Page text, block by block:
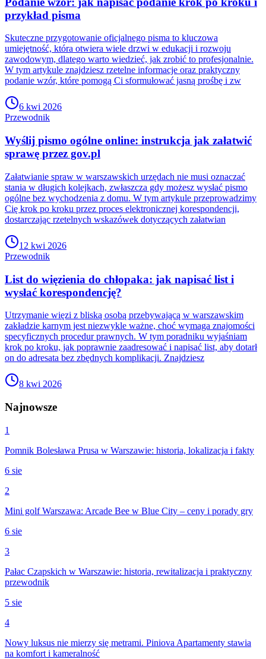
przykład pisma
Skuteczne przygotowanie oficjalnego pisma to kluczowa
umiejętność, która otwiera wiele drzwi w edukacji i rozwoju
zawodowym, dlatego warto wiedzieć, jak zrobić to profesjonalnie.
W tym artykule znajdziesz rzetelne informacje oraz praktyczny
podanie wzór, które pomogą Ci sformułować jasną prośbę i zw
6 kwi 2026
Przewodnik
Wyślij pismo ogólne online: instrukcja jak załatwić
sprawę przez gov.pl
Załatwianie spraw w warszawskich urzędach nie musi oznaczać
stania w długich kolejkach, zwłaszcza gdy możesz wysłać pismo
ogólne bez wychodzenia z domu. W tym artykule przeprowadzimy
Cię krok po kroku przez proces elektronicznej korespondencji,
dostarczając rzetelnych wskazówek dotyczących załatwian
12 kwi 2026
Przewodnik
List do więzienia do chłopaka: jak napisać list i
wysłać korespondencję?
Utrzymanie więzi z bliską osobą przebywającą w warszawskim
zakładzie karnym jest niezwykle ważne, choć wymaga znajomości
specyficznych procedur prawnych. W tym poradniku wyjaśniam
krok po kroku, jak poprawnie zaadresować i napisać list, aby dotarł
on do adresata bez zbędnych komplikacji. Znajdziesz
8 kwi 2026
Najnowsze
1
Pomnik Bolesława Prusa w Warszawie: historia, lokalizacja i fakty
6 sie
2
Mini golf Warszawa: Arcade Bee w Blue City – ceny i porady gry
6 sie
3
Pałac Czapskich w Warszawie: historia, rewitalizacja i praktyczny
przewodnik
5 sie
4
Nowy luksus nie mierzy się metrami. Piniova Apartamenty stawia
na komfort i kameralność